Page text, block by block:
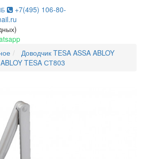
+7(495) 106-80-
Доводчик TESA ASSA ABLOY
TESA СТ803